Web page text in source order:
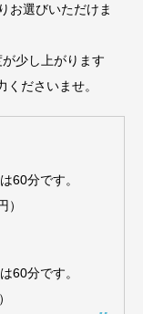
お選びいただけま
少し上がります
ださいませ。
60分です。
60分です。